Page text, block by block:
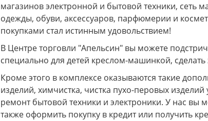
магазинов электронной и бытовой техники, сеть
одежды, обуви, аксессуаров, парфюмерии и
покупками стал истинным удовольствием!
В Центре торговли "Апельсин" вы можете
специально для детей креслом-машинкой,
Кроме этого в комплексе оказываются такие
изделий, химчистка, чистка пухо-перовых
ремонт бытовой техники и электроники. У нас вы
также оформить покупку в кредит или получить